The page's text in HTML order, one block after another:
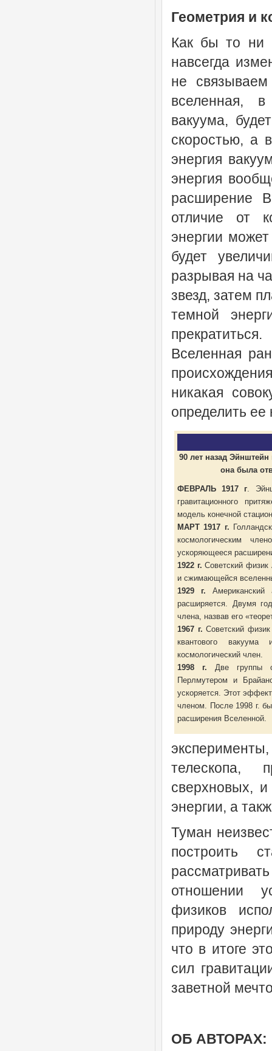
Геометрия и
Как бы то ни
навсегда
не
вселенная, в
вакуума,
скоростью, а
энергия
энергия
расширение
отличие от
энергии
будет
разрывая на
звезд, затем
темной
Вселенная
никакая
определить ее
90 лет назад
она была
ФЕВРАЛЬ 1917 г.
гравитационного
модель конечной
МАРТ 1917 г.
космологическим
ускоряющееся
1922 г. Советский
и сжимающейся
1929 г.
расширяется. Двумя
члена, назвав его
1967 г. Советский
квантового
космологический член.
1998 г. Две группы
Перлмутером и
ускоряется. Этот
членом. После 1998 г.
расширения Вселенной.
телескопа,
сверхновых,
энергии, а
Туман
построить
отношении
физиков
природу
что в итоге
сил
заветной
ОБ АВТОРАХ: